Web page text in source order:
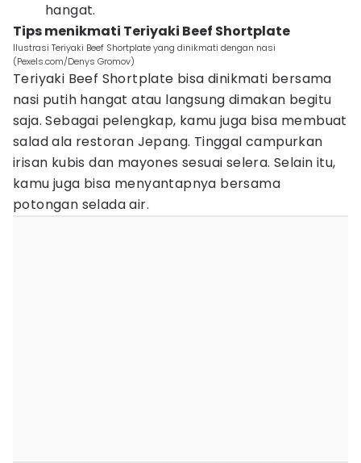
hangat.
Tips menikmati Teriyaki Beef Shortplate
Ilustrasi Teriyaki Beef Shortplate yang dinikmati dengan nasi
(Pexels.com/Denys Gromov)
Teriyaki Beef Shortplate bisa dinikmati bersama
nasi putih hangat atau langsung dimakan begitu
saja. Sebagai pelengkap, kamu juga bisa membuat
salad ala restoran Jepang. Tinggal campurkan
irisan kubis dan mayones sesuai selera. Selain itu,
kamu juga bisa menyantapnya bersama
potongan selada air.